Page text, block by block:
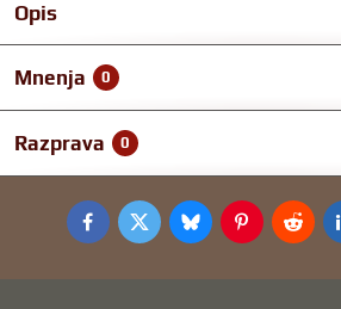
Opis
Mnenja 0
Razprava 0
FacebookTwitterBlueskyPinterestReddit